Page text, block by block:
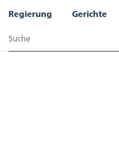
Regierung Gerichte
Suchen